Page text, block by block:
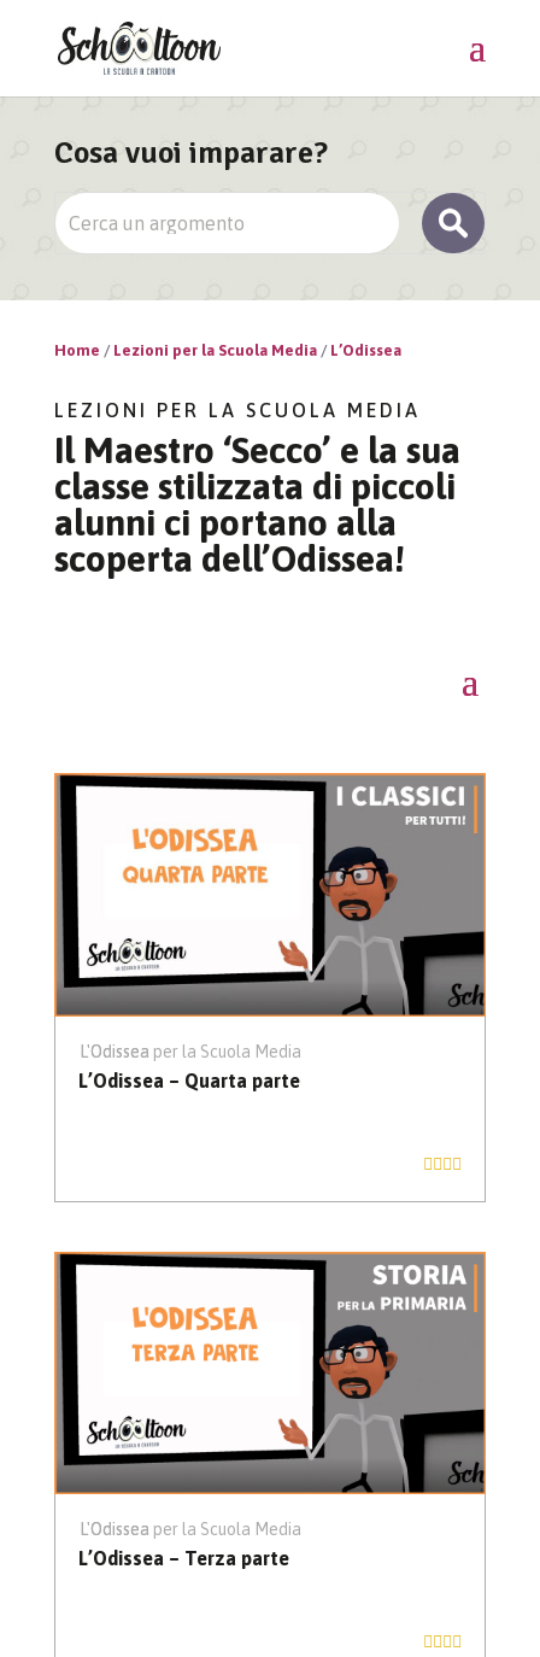
Cosa vuoi imparare?
Home / Lezioni per la Scuola Media/ L’Odissea
LEZIONI PER LA SCUOLA MEDIA
Il Maestro ‘Secco’ e la sua
classe stilizzata di piccoli
alunni ci portano alla
scoperta dell’Odissea!
L’Odissea – Quarta parte
L'Odissea
L'Odissea per la Scuola Media
L’Odissea – Terza parte
L'Odissea
L'Odissea per la Scuola Media